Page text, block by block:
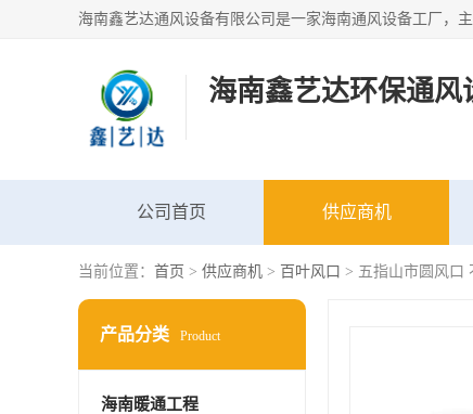
海南鑫艺达环保通风
公司首页 供应商机
当前位置： 首页 > 供应商机 > 百叶风口 > 五指山市圆风口
产品分类 Product
海南暖通工程